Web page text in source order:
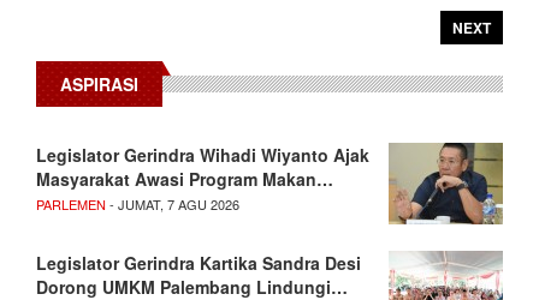
NEXT
ASPIRASI
Legislator Gerindra Wihadi Wiyanto Ajak
Masyarakat Awasi Program Makan…
PARLEMEN - JUMAT, 7 AGU 2026
Legislator Gerindra Kartika Sandra Desi
Dorong UMKM Palembang Lindungi…